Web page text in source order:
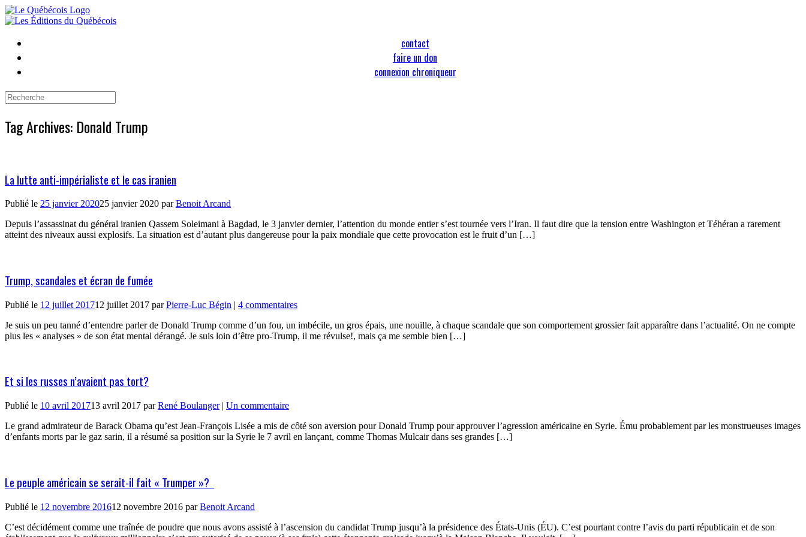
Skip
to
contact
faire un don
connexion chroniqueur
Search
Tag Archives: Donald Trump
La lutte anti-impérialiste et le cas iranien
Publié le 25 janvier 202025 janvier 2020 parBenoit Arcand
Depuis l’assassinat du général iranien Qassem Soleimani à Bagdad, le 3 janvier dernier, l’attention du monde entier s’est tournée vers l’Iran. Il faut dire que la tension entre Washington et Téhéran a rarement
atteint des niveaux aussi explosifs. La situation est d’autant plus dangereuse pour la paix mondiale que cette provocation est le fruit d’un […]
Trump, scandales et écran de fumée
Publié le 12 juillet 201712 juillet 2017 parPierre-Luc Bégin | 4 commentaires
Je suis un peu tanné d’entendre parler de Donald Trump comme d’un fou, un imbécile, un gros épais, une nouille, à chaque scandale que son comportement grossier fait apparaître dans l’actualité. On ne compte
plus les « analyses » de son état mental dérangé. Je suis loin d’être pro-Trump, il me révulse!, mais ça me semble bien […]
Et si les russes n’avaient pas tort?
Publié le 10 avril 201713 avril 2017 parRené Boulanger| Un commentaire
Le grand admirateur de Barack Obama qu’est Jean-François Lisée a mis de côté son aversion pour Donald Trump pour approuver l’agression américaine en Syrie. Ému probablement par les monstrueuses images
d’enfants morts par le gaz sarin, il a résumé sa position sur la Syrie le 7 avril en lançant, comme Thomas Mulcair dans ses grandes […]
Le peuple américain se serait-il fait « Trumper »?
Publié le 12 novembre 201612 novembre 2016 parBenoit Arcand
C’est décidément comme une traînée de poudre que nous avons assisté à l’ascension du candidat Trump jusqu’à la présidence des États-Unis (ÉU). C’est pourtant contre l’avis du parti républicain et de son